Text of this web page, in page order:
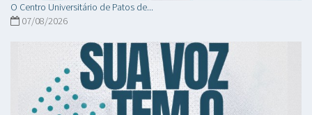
O Centro Universitário de Patos de...
07/08/2026